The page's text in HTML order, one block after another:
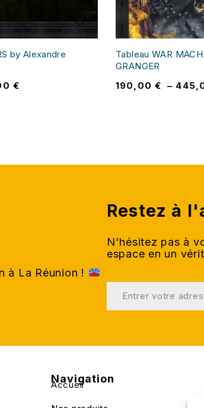
by Alexandre
€
Tableau WAR
GRANGER
190,00 € –
à La Réunion !
Restez à
N'hésitez pas à
espace en un
Navigation
Accueil